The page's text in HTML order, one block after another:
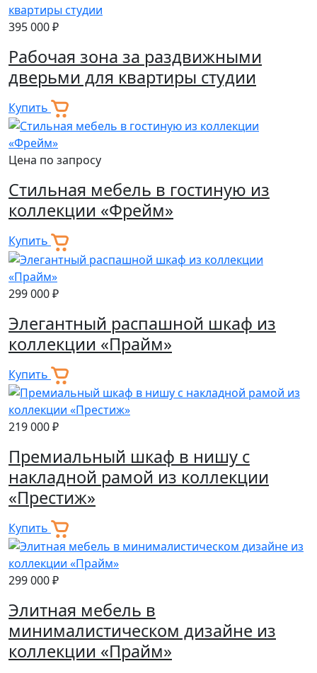
395 000 ₽
Рабочая зона за раздвижными
дверьми для квартиры студии
Купить
Цена по запросу
Стильная мебель в гостиную из
коллекции «Фрейм»
Купить
299 000 ₽
Элегантный распашной шкаф из
коллекции «Прайм»
Купить
219 000 ₽
Премиальный шкаф в нишу с
накладной рамой из коллекции
«Престиж»
Купить
299 000 ₽
Элитная мебель в
минималистическом дизайне из
коллекции «Прайм»